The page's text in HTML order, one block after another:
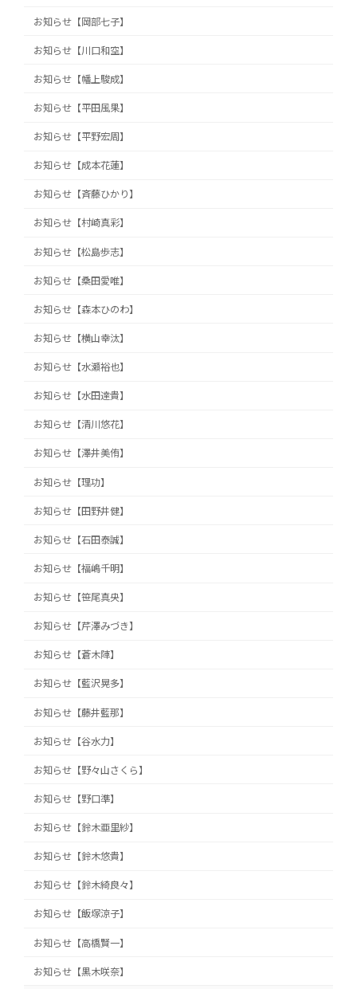
お知らせ【岡部七子】
お知らせ【川口和空】
お知らせ【幡上駿成】
お知らせ【平田風果】
お知らせ【平野宏周】
お知らせ【成本花蓮】
お知らせ【斉藤ひかり】
お知らせ【村崎真彩】
お知らせ【松島歩志】
お知らせ【桑田愛唯】
お知らせ【森本ひのわ】
お知らせ【横山幸汰】
お知らせ【水瀬裕也】
お知らせ【水田達貴】
お知らせ【清川悠花】
お知らせ【澤井美侑】
お知らせ【理功】
お知らせ【田野井健】
お知らせ【石田泰誠】
お知らせ【福嶋千明】
お知らせ【笹尾真央】
お知らせ【芹澤みづき】
お知らせ【蒼木陣】
お知らせ【藍沢晃多】
お知らせ【藤井藍那】
お知らせ【谷水力】
お知らせ【野々山さくら】
お知らせ【野口準】
お知らせ【鈴木亜里紗】
お知らせ【鈴木悠貴】
お知らせ【鈴木綺良々】
お知らせ【飯塚涼子】
お知らせ【高橋賢一】
お知らせ【黒木咲奈】